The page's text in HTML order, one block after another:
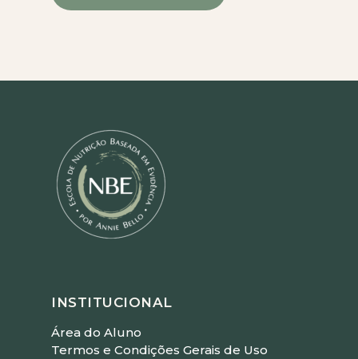
INSTITUCIONAL
Área do Aluno
Termos e Condições Gerais de Uso